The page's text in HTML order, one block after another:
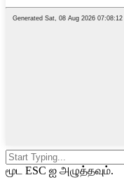
மூட ESC ஐ அழுத்தவும்.